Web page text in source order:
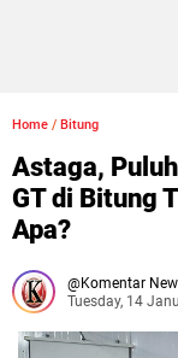
Home / Bitung
Astaga,
GT di Bitung
Apa?
Komentar
Tuesday, 14